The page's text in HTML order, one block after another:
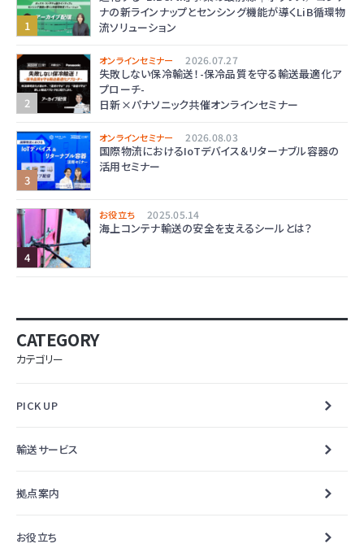
ナの新ラインナップとセンシング機能が導くLiB循環物
流ソリューション
オンラインセミナー 2026.07.27
失敗しない保冷輸送！-保冷品質を守る輸送最適化ア
プローチ-
日新×パナソニック共催オンラインセミナー
オンラインセミナー 2026.08.03
国際物流におけるIoTデバイス＆リターナブル容器の
活用セミナー
お役立ち 2025.05.14
海上コンテナ輸送の安全を支えるシールとは？
CATEGORY
カテゴリー
PICK UP
輸送サービス
拠点案内
お役立ち